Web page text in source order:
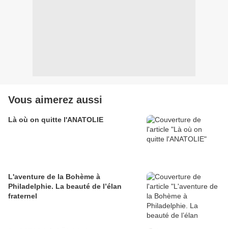
Vous aimerez aussi
Là où on quitte l'ANATOLIE
L'aventure de la Bohème à
Philadelphie. La beauté de l’élan
fraternel